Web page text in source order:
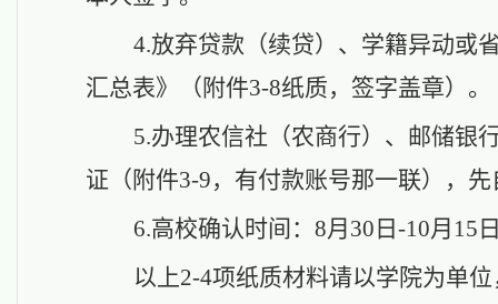
4.放弃贷款（续贷）、学籍异动或
汇总表》（附件3-8纸质，签字盖章）。
5.办理农信社（农商行）、邮储银
证（附件3-9，有付款账号那一联），
6.高校确认时间：8月30日-10月15
以上2-4项纸质材料请以学院为单位